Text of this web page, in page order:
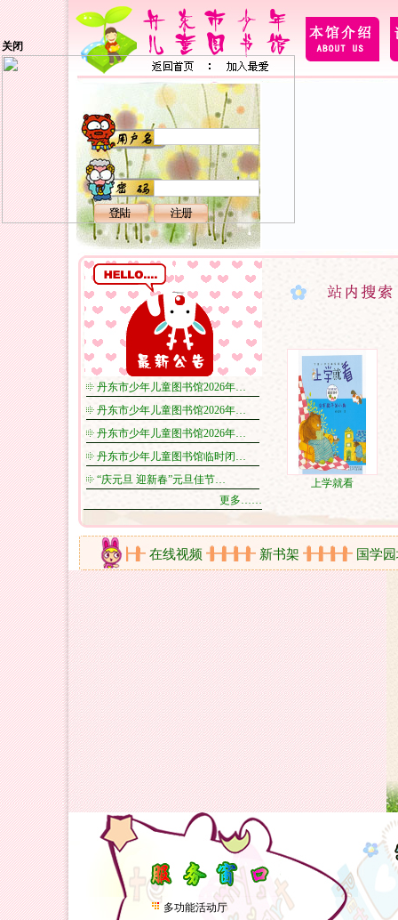
关闭
丹东市少年儿童图书馆2026年…
丹东市少年儿童图书馆2026年…
丹东市少年儿童图书馆2026年…
丹东市少年儿童图书馆临时闭…
“庆元旦 迎新春”元旦佳节…
更多……
上学就看
活动剪影 在线视频 新书架 国学园地
多功能活动厅